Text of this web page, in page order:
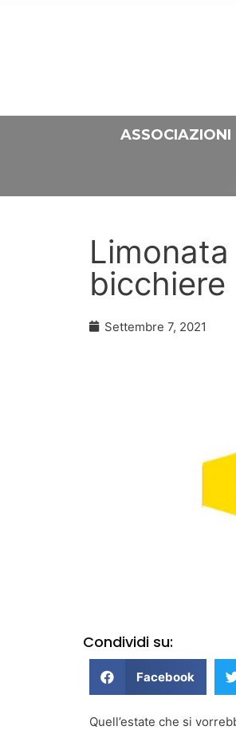
ASSOCIAZIONI
bicchiere
Settembre 7, 2021
Condividi su:
Facebook
Quell’estate che si